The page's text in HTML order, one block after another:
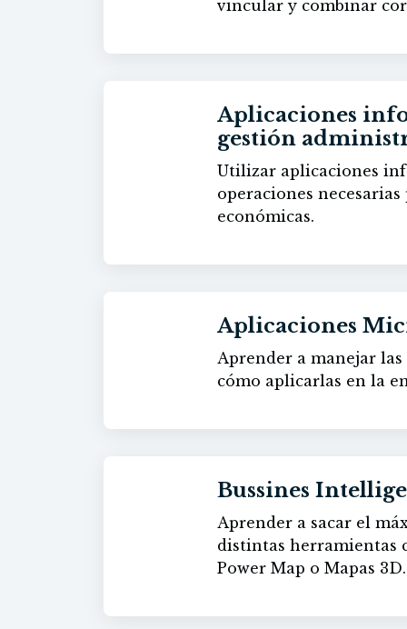
vincular y combinar
Aplicaciones
gestión
Utilizar aplicaciones
operaciones
económicas.
Aplicaciones
Aprender a manejar
cómo aplicarlas en la
Bussines
Aprender a sacar el
distintas herramientas
Power Map o Mapas 3D.